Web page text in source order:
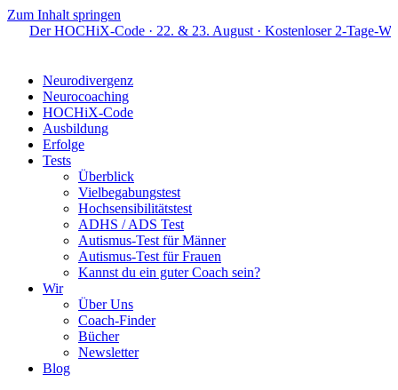
Zum Inhalt springen
Code · 22. & 23. August · Kostenloser 2-Tage-Workshop ·
Neurodivergenz
Neurocoaching
HOCHiX-Code
Ausbildung
Erfolge
Tests
Überblick
Vielbegabungstest
Hochsensibilitätstest
ADHS / ADS Test
Autismus-Test für Männer
Autismus-Test für Frauen
Kannst du ein guter Coach sein?
Wir
Über Uns
Coach-Finder
Bücher
Newsletter
Blog